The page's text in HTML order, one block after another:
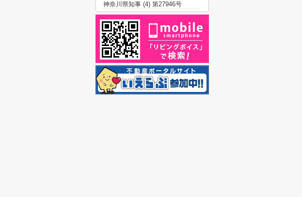
神奈川県知事 (4) 第27946号